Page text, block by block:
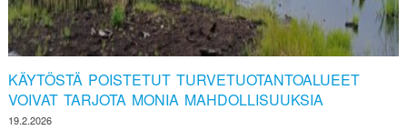
KÄYTÖSTÄ POISTETUT TURVETUOTANTOALUEET
VOIVAT TARJOTA MONIA MAHDOLLISUUKSIA
19.2.2026